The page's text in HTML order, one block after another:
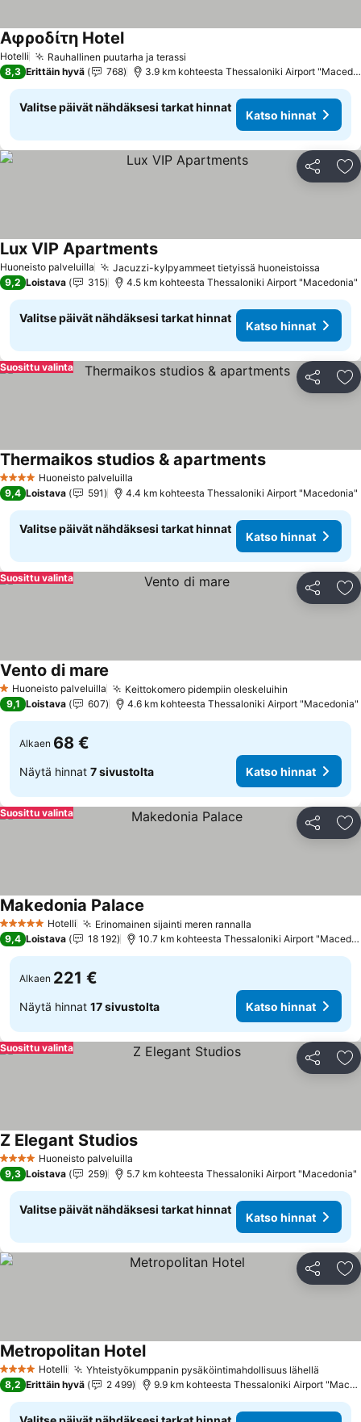
Hotelli Rauhallinen puutarha ja terassi
Αφροδίτη HotelKatso hinnat
8,3 Erittäin hyvä 768 3.9 km kohteesta Thessaloniki Airport
Valitse päivät nähdäksesi tarkat hinnat
Katso hinnat
Jaa
Huoneisto palveluilla Jacuzzi-kylpyammeet tietyissä huoneistoissa
Lux VIP ApartmentsKatso hinnat
9,2 Loistava 315 4.5 km kohteesta Thessaloniki Airport "Macedonia"
Valitse päivät nähdäksesi tarkat hinnat
Katso hinnat
Jaa
Suosittu valinta
4 TähtiluokitusHuoneisto palveluilla
Thermaikos studios & apartmentsKatso hinnat
9,4 Loistava 591 4.4 km kohteesta Thessaloniki Airport "Macedonia"
Valitse päivät nähdäksesi tarkat hinnat
Katso hinnat
Jaa
Suosittu valinta
1 Tähtiluokitus
Huoneisto palveluilla Keittokomero pidempiin oleskeluihin
Vento di mare
9,1 Loistava 607 4.6 km kohteesta Thessaloniki Airport "Macedonia"
Alkaen 68 €
Näytä hinnat 7 sivustolta Katso hinnat
Jaa
Suosittu valinta
5 Tähtiluokitus
Hotelli Erinomainen sijainti meren rannalla
Makedonia Palace
9,4 Loistava 18 192 10.7 km kohteesta Thessaloniki Airport
Alkaen 221 €
Näytä hinnat 17 sivustolta Katso hinnat
Jaa
Suosittu valinta
4 TähtiluokitusHuoneisto palveluilla
Z Elegant StudiosKatso hinnat
9,3 Loistava 259 5.7 km kohteesta Thessaloniki Airport "Macedonia"
Valitse päivät nähdäksesi tarkat hinnat
Katso hinnat
Jaa
4 Tähtiluokitus
Hotelli Yhteistyökumppanin pysäköintimahdollisuus lähellä
Metropolitan HotelKatso hinnat
8,2 Erittäin hyvä 2 499 9.9 km kohteesta Thessaloniki Airport